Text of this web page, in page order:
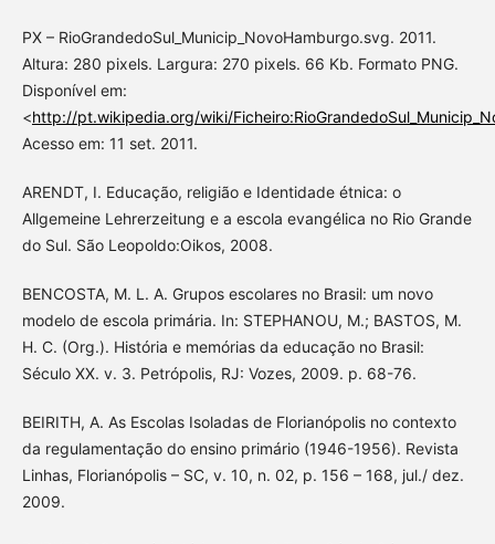
PX – RioGrandedoSul_Municip_NovoHamburgo.svg. 2011.
Altura: 280 pixels. Largura: 270 pixels. 66 Kb. Formato PNG.
Disponível em:
<http://pt.wikipedia.org/wiki/
Acesso em: 11 set. 2011.
ARENDT, I. Educação, religião e Identidade étnica: o
Allgemeine Lehrerzeitung e a escola evangélica no Rio Grande
do Sul. São Leopoldo:Oikos, 2008.
BENCOSTA, M. L. A. Grupos escolares no Brasil: um novo
modelo de escola primária. In: STEPHANOU, M.; BASTOS, M.
H. C. (Org.). História e memórias da educação no Brasil:
Século XX. v. 3. Petrópolis, RJ: Vozes, 2009. p. 68-76.
BEIRITH, A. As Escolas Isoladas de Florianópolis no contexto
da regulamentação do ensino primário (1946-1956). Revista
Linhas, Florianópolis – SC, v. 10, n. 02, p. 156 – 168, jul./ dez.
2009.